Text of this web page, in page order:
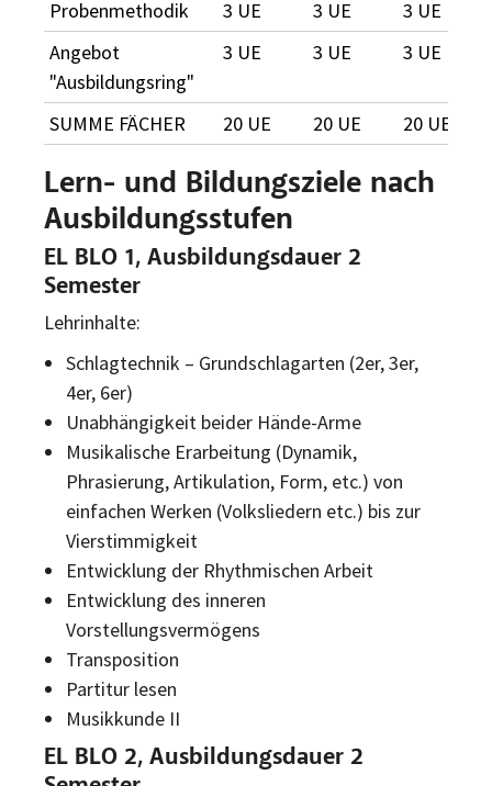
Probenmethodik 3 UE 3 UE
3 UE
Angebot
"Ausbildungsring"
3 UE 3 UE 3 UE
SUMME FÄCHER 20 UE 20 UE 20 UE
Lern- und Bildungsziele nach
Ausbildungsstufen
EL BLO 1, Ausbildungsdauer 2
Semester
Lehrinhalte:
Schlagtechnik – Grundschlagarten (2er, 3er,
4er, 6er)
Unabhängigkeit beider Hände-Arme
Musikalische Erarbeitung (Dynamik,
Phrasierung, Artikulation, Form, etc.) von
einfachen Werken (Volksliedern etc.) bis zur
Vierstimmigkeit
Entwicklung der Rhythmischen Arbeit
Entwicklung des inneren
Vorstellungsvermögens
Transposition
Partitur lesen
Musikkunde II
EL BLO 2, Ausbildungsdauer 2